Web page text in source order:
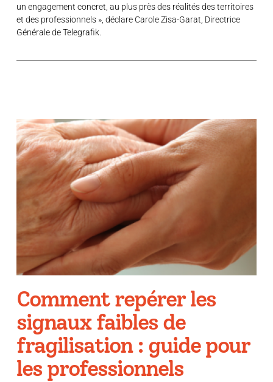
un engagement concret, au plus près des réalités des territoires
et des professionnels », déclare Carole Zisa-Garat, Directrice
Générale de Telegrafik.
Comment repérer les
signaux faibles de
fragilisation : guide pour
les professionnels